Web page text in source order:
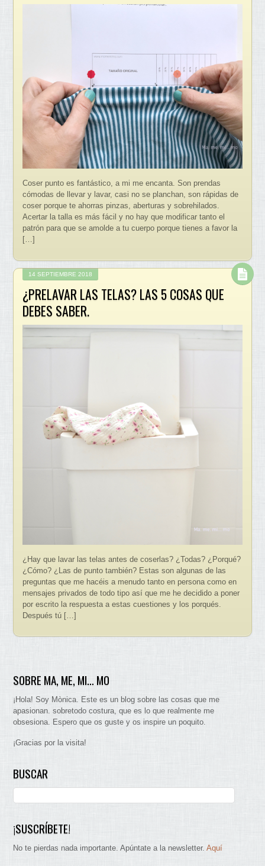
Coser punto es fantástico, a mi me encanta. Son prendas
cómodas de llevar y lavar, casi no se planchan, son rápidas de
coser porque te ahorras pinzas, aberturas y sobrehilados.
Acertar la talla es más fácil y no hay que modificar tanto el
patrón para que se amolde a tu cuerpo porque tienes a favor la
[…]
14 SEPTIEMBRE 2018
¿PRELAVAR LAS TELAS? LAS 5 COSAS QUE
DEBES SABER.
¿Hay que lavar las telas antes de coserlas? ¿Todas? ¿Porqué?
¿Cómo? ¿Las de punto también? Estas son algunas de las
preguntas que me hacéis a menudo tanto en persona como en
mensajes privados de todo tipo así que me he decidido a poner
por escrito la respuesta a estas cuestiones y los porqués.
Después tú […]
SOBRE MA, ME, MI… MO
¡Hola! Soy Mònica. Este es un blog sobre las cosas que me
apasionan. sobretodo costura, que es lo que realmente me
obsesiona. Espero que os guste y os inspire un poquito.
¡Gracias por la visita!
BUSCAR
¡SUSCRÍBETE!
No te pierdas nada importante. Apúntate a la newsletter.Aquí